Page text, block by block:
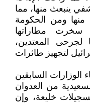
ينبعث منها، مما
ومن الحكومة
سخرت مطاراتها
لجرحى المعتدين،
لتجهيز طائرات
السابقين
من العدوان
خليعة، وإن